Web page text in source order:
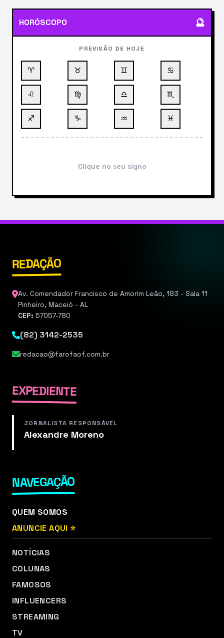
HORÓSCOPO 🔮
PREVISÃO DE HOJE
♈ ♉ ♊ ♋
♌ ♍ ♎ ♏
♐ ♑ ♒ ♓
Clique no seu signo
REDAÇÃO
Av. Comendador Francisco de Amorim Leão, 183 - Sala 11
Pinheiro, Maceió - AL
CEP: 57057-780
(82) 3142-2535
redacao@farofaof.com.br
EXPEDIENTE
JORNALISTA RESPONSÁVEL
Alexandre Moreno
NAVEGAÇÃO
QUEM SOMOS
ANUNCIE AQUI ⭐
NOTÍCIAS
COLUNAS
FAMOSOS
INFLUENCERS
STREAMING
TV